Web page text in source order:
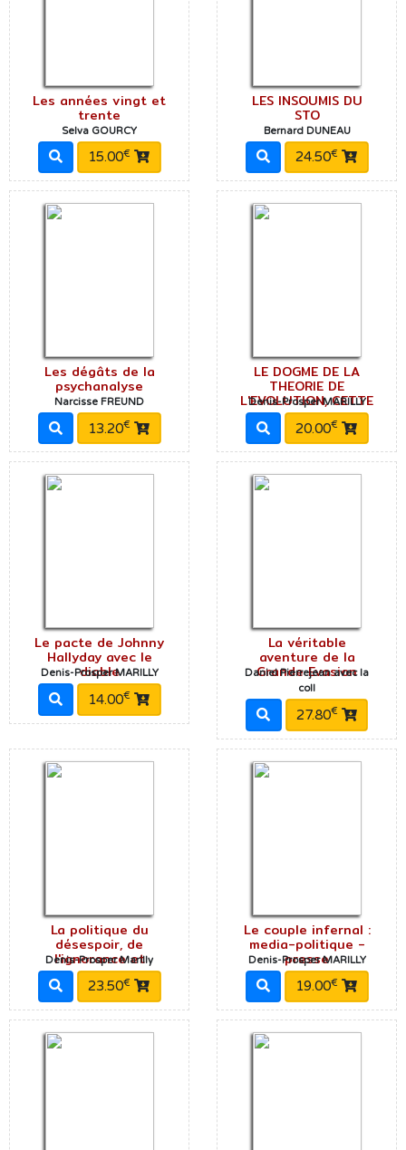
Les années vingt et
trente
Selva GOURCY
15.00€
LES INSOUMIS DU
STO
Bernard DUNEAU
24.50€
Les dégâts de la
psychanalyse
Narcisse FREUND
13.20€
LE DOGME DE LA
THEORIE DE
L'EVOLUTION, CETTE
Denis-Prosper MARILLY
20.00€
Le pacte de Johnny
Hallyday avec le
diable
Denis-Prosper MARILLY
14.00€
La véritable
aventure de la
Grande Evasion
Daniel Pierrejean avec la
coll
27.80€
La politique du
désespoir, de
l'ignorance et
Denis-Prosper Marilly
23.50€
Le couple infernal :
media-politique -
presse
Denis-Prosper MARILLY
19.00€